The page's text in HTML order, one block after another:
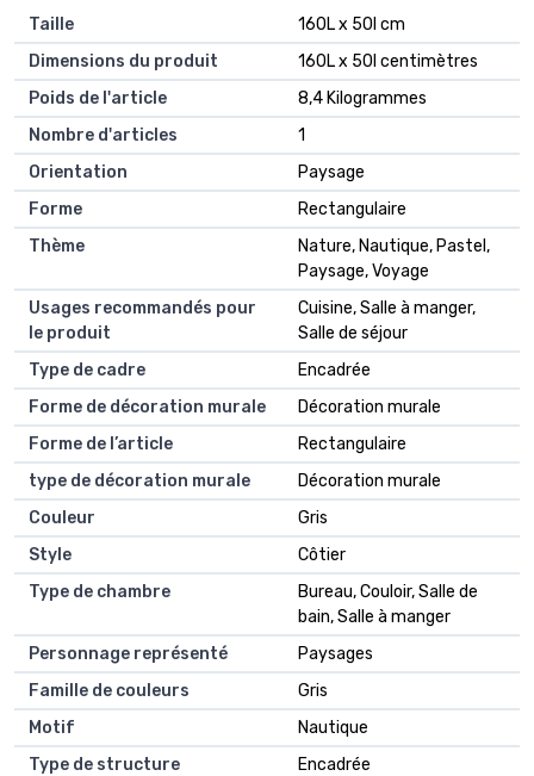
Taille
160L x 50l cm
Dimensions du produit
160L x 50l centimètres
Poids de l'article
8,4 Kilogrammes
Nombre d'articles
1
Orientation
Paysage
Forme
Rectangulaire
Thème
Nature, Nautique, Pastel,
Paysage, Voyage
Usages recommandés pour
le produit
Cuisine, Salle à manger,
Salle de séjour
Type de cadre
Encadrée
Forme de décoration murale
Décoration murale
Forme de l’article
Rectangulaire
type de décoration murale
Décoration murale
Couleur
Gris
Style
Côtier
Type de chambre
Bureau, Couloir, Salle de
bain, Salle à manger
Personnage représenté
Paysages
Famille de couleurs
Gris
Motif
Nautique
Type de structure
Encadrée